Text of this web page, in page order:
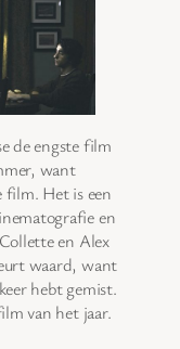
de engste film
want
film. Het is een
en
en Alex
waard, want
hebt gemist.
van het jaar.